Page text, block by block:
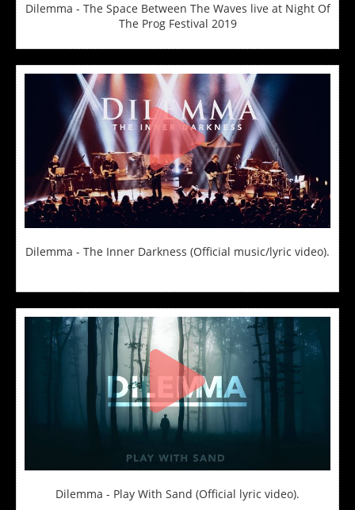
Dilemma - The Space Between The Waves live at Night Of
The Prog Festival 2019
Dilemma - The Inner Darkness (Official music/lyric video).
Dilemma - Play With Sand (Official lyric video).